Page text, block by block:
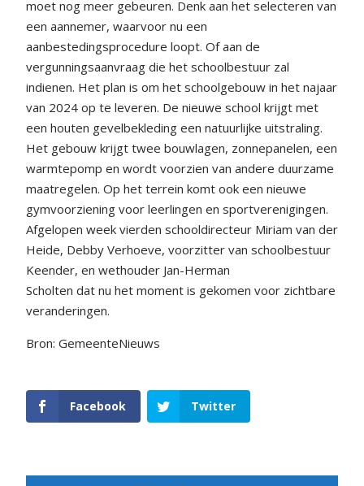
moet nog meer gebeuren. Denk aan het selecteren van
een aannemer, waarvoor nu een
aanbestedingsprocedure loopt. Of aan de
vergunningsaanvraag die het schoolbestuur zal
indienen. Het plan is om het schoolgebouw in het najaar
van 2024 op te leveren. De nieuwe school krijgt met
een houten gevelbekleding een natuurlijke uitstraling.
Het gebouw krijgt twee bouwlagen, zonnepanelen, een
warmtepomp en wordt voorzien van andere duurzame
maatregelen. Op het terrein komt ook een nieuwe
gymvoorziening voor leerlingen en sportverenigingen.
Afgelopen week vierden schooldirecteur Miriam van der
Heide, Debby Verhoeve, voorzitter van schoolbestuur
Keender, en wethouder Jan-Herman
Scholten dat nu het moment is gekomen voor zichtbare
veranderingen.
Bron: GemeenteNieuws
Facebook Twitter